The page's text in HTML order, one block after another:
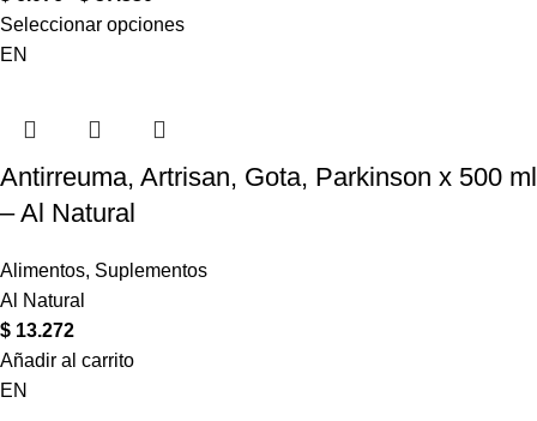
Seleccionar opciones
EN
Antirreuma, Artrisan, Gota, Parkinson x 500 ml
– Al Natural
Alimentos, Suplementos
Al Natural
$ 13.272
Añadir al carrito
EN